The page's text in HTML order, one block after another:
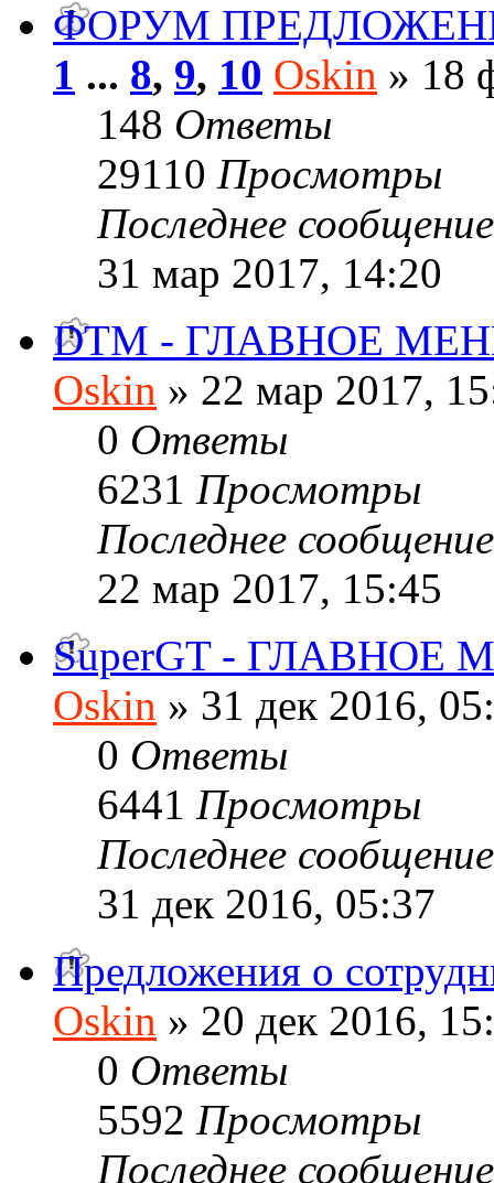
ФОРУМ
1 ... 8, 9, 10 Oskin » 18
148 Ответы
29110 Просмотры
Последнее
31 мар 2017, 14:20
DTM - ГЛАВНОЕ
Oskin » 22 мар 2017,
0 Ответы
6231 Просмотры
Последнее
22 мар 2017, 15:45
SuperGT - ГЛАВНОЕ
Oskin » 31 дек 2016,
0 Ответы
6441 Просмотры
Последнее
31 дек 2016, 05:37
Предложения о
Oskin » 20 дек 2016,
0 Ответы
5592 Просмотры
Последнее